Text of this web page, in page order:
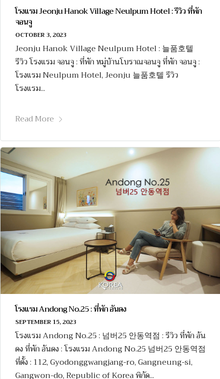
โรงแรม Jeonju Hanok Village Neulpum Hotel : รีวิว ที่พัก
จอนจู
OCTOBER 3, 2023
Jeonju Hanok Village Neulpum Hotel : 늘품호텔
รีวิว โรงแรม จอนจู : ที่พัก หมู่บ้านโบราณจอนจู ที่พัก จอนจู :
โรงแรม Neulpum Hotel, Jeonju 늘품호텔 รีวิว
โรงแรม...
Read More
โรงแรม Andong No.25 : ที่พัก อันดง
SEPTEMBER 15, 2023
โรงแรม Andong No.25 : 넘버25 안동역점 : รีวิว ที่พัก อัน
ดง ที่พัก อันดง : โรงแรม Andong No.25 넘버25 안동역점
ที่ตั้ง : 112, Gyodonggwangjang-ro, Gangneung-si,
Gangwon-do, Republic of Korea พิกัด...